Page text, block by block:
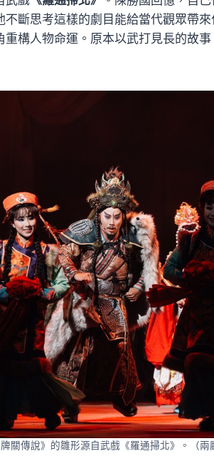
不斷思考這樣的劇目能給當代觀眾帶
構人物命運。原本以武打見長的故
牌關傳說》的雛形源自武戲《羅通掃北》。（兩